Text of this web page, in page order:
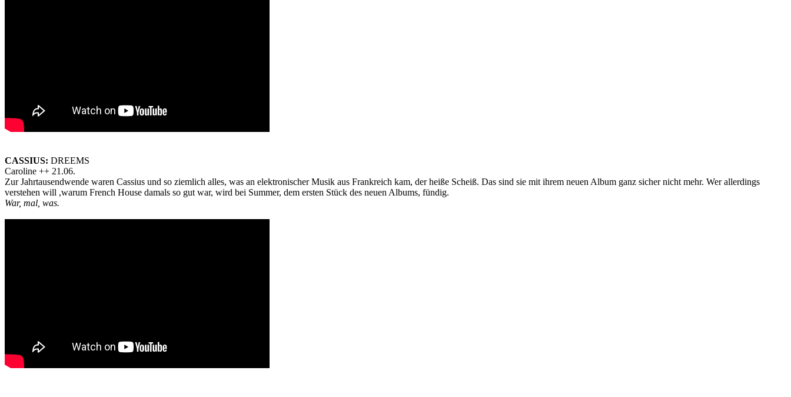
CASSIUS: DREEMS
Caroline ++ 21.06.
Zur Jahrtausendwende waren Cassius und so ziemlich alles, was an elektronischer Musik aus Frankreich kam, der heiße Scheiß. Das sind sie mit ihrem neuen Album ganz sicher nicht mehr. Wer allerdings
verstehen will ,warum French House damals so gut war, wird bei Summer, dem ersten Stück des neuen Albums, fündig.
War, mal, was.